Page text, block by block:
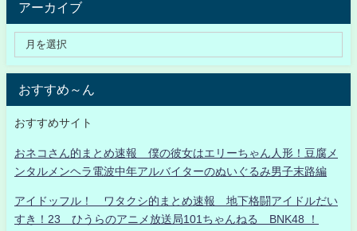
アーカイブ
おすすめ～ん
おすすめサイト
おネコさん的まとめ速報 僕の彼女はエリーちゃん人形！豆腐メ
ンタルメンヘラ電波中年アルバイターのぬいぐるみ男子末路編
アイドッフル！ ワタクシ的まとめ速報 地下格闘アイドルだい
すき！23 ひうらのアニメ放送局101ちゃんねる BNK48 ！